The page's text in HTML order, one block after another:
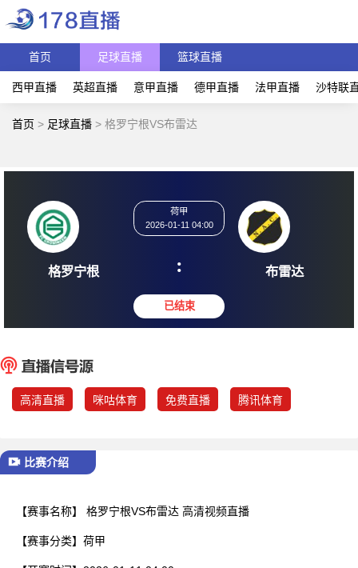
首页 足球直播 篮球直播
西甲直播 英超直播 意甲直播 德甲直播 法甲直播 沙特联
首页 > 足球直播 > 格罗宁根VS布雷达
格罗宁根
2026-01-11 04:00
: 布
高清直播 咪咕体育 免费直播 腾讯体育
比赛介绍
【赛事名称】 格罗宁根VS布雷达 高清视频直播
【赛事分类】 荷甲